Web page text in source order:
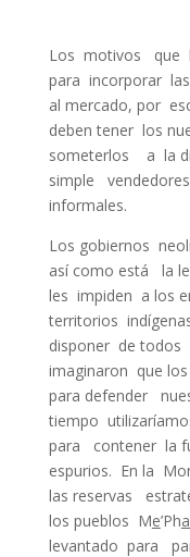
Los motivos que
para incorporar
al mercado, por
deben tener los
someterlos a la
simple
informales.
Los gobiernos
así como está la
les impiden a los
territorios
disponer de todos
imaginaron que
para defender
tiempo
para contener la
espurios. En la
las reservas
los pueblos Me’Ph
levantado para